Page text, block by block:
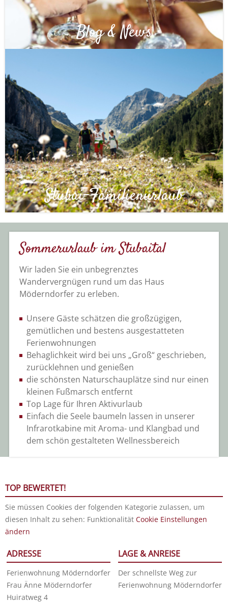
Blog & News
Stubai-Familienurlaub
Sommerurlaub im Stubaital
Wir laden Sie ein unbegrenztes
Wandervergnügen rund um das Haus
Möderndorfer zu erleben.
Unsere Gäste schätzen die großzügigen,
gemütlichen und bestens ausgestatteten
Ferienwohnungen
Behaglichkeit wird bei uns „Groß“ geschrieben,
zurücklehnen und genießen
die schönsten Naturschauplätze sind nur einen
kleinen Fußmarsch entfernt
Top Lage für Ihren Aktivurlaub
Einfach die Seele baumeln lassen in unserer
Infrarotkabine mit Aroma- und Klangbad und
dem schön gestalteten Wellnessbereich
TOP BEWERTET!
Sie müssen Cookies der folgenden Kategorie zulassen, um
diesen Inhalt zu sehen: Funktionalität Cookie Einstellungen
ändern
ADRESSE
Ferienwohnung Möderndorfer
Frau Änne Möderndorfer
Huiratweg 4
LAGE & ANREISE
Der schnellste Weg zur
Ferienwohnung Möderndorfer